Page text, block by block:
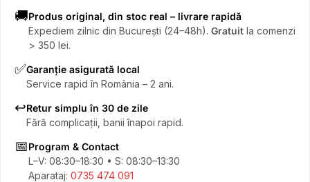
🚚Produs original, din stoc real – livrare rapidă
Expediem zilnic din București (24–48h). Gratuit la comenzi
> 350 lei.
✅Garanție asigurată local
Service rapid în România – 2 ani.
↩️Retur simplu în 30 de zile
Fără complicații, banii înapoi rapid.
📅Program & Contact
L–V: 08:30–18:30 • S: 08:30–13:30
Aparataj: 0735 474 091